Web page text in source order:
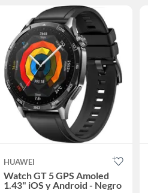
HUAWEI
Watch GT 5 GPS Amoled
1.43" iOS y Android - Negro